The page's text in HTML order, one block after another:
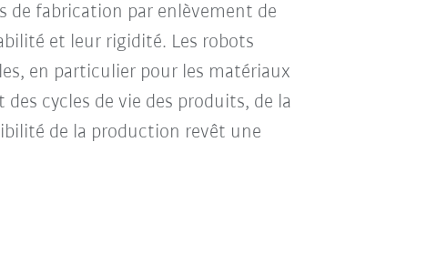
de fabrication par enlèvement de
et leur rigidité. Les robots
en particulier pour les matériaux
cycles de vie des produits, de la
de la production revêt une